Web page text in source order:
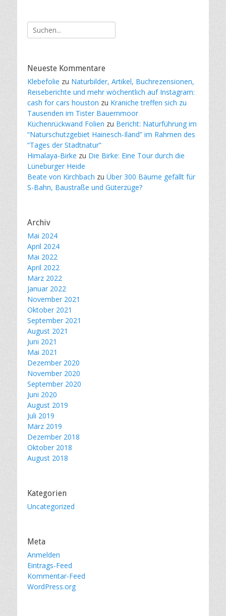
Suche
nach:
Neueste Kommentare
Klebefolie zu Naturbilder, Artikel, Buchrezensionen,
Reiseberichte und mehr wöchentlich auf Instagram:
cash for cars houston zu Kraniche treffen sich zu
Tausenden im Tister Bauernmoor
Küchenrückwand Folien zu Bericht: Naturführung im
“Naturschutzgebiet Hainesch-Iland” im Rahmen des
“Tages der Stadtnatur”
Himalaya-Birke zu Die Birke: Eine Tour durch die
Lüneburger Heide
Beate von Kirchbach zu Über 300 Bäume gefällt für
S-Bahn, Baustraße und Güterzüge?
Archiv
Mai 2024
April 2024
Mai 2022
April 2022
März 2022
Januar 2022
November 2021
Oktober 2021
September 2021
August 2021
Juni 2021
Mai 2021
Dezember 2020
November 2020
September 2020
Juni 2020
August 2019
Juli 2019
März 2019
Dezember 2018
Oktober 2018
August 2018
Kategorien
Uncategorized
Meta
Anmelden
Eintrags-Feed
Kommentar-Feed
WordPress.org